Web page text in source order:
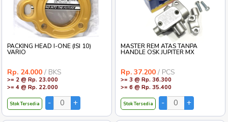
PACKING HEAD I-ONE (ISI 10)
VARIO
Rp. 24.000 / BKS
>= 2 @ Rp. 23.000
>= 4 @ Rp. 22.000
Stok Tersedia
MASTER REM ATAS TANPA
HANDLE OSK JUPITER MX
Rp. 37.200 / PCS
>= 3 @ Rp. 36.300
>= 6 @ Rp. 35.400
Stok Tersedia